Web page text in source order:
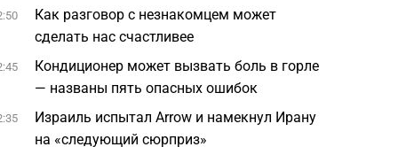
Как разговор с незнакомцем может
сделать нас счастливее
Кондиционер может вызвать боль в горле
— названы пять опасных ошибок
Израиль испытал Arrow и намекнул Ирану
на «следующий сюрприз»